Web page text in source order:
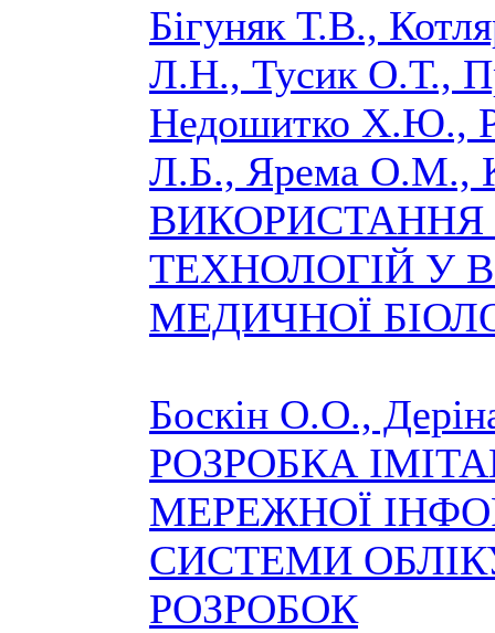
Бігуняк Т.В.,
Л.Н., Тусик О.Т.,
Недошитко Х.Ю.,
Л.Б., Ярема О.М.,
ТЕХНОЛОГІЙ У
МЕДИЧНОЇ
Боскін О.О.,
РОЗРОБКА
МЕРЕЖНОЇ
СИСТЕМИ
РОЗРОБОК